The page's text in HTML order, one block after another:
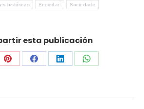
históricas Sociedad Sociedade
esta publicación
Share
Pinterest
Share
Facebook
Share
LinkedIn
Share
WhatsApp